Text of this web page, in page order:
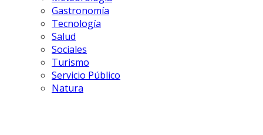
Gastronomía
Tecnología
Salud
Sociales
Turismo
Servicio Público
Natura